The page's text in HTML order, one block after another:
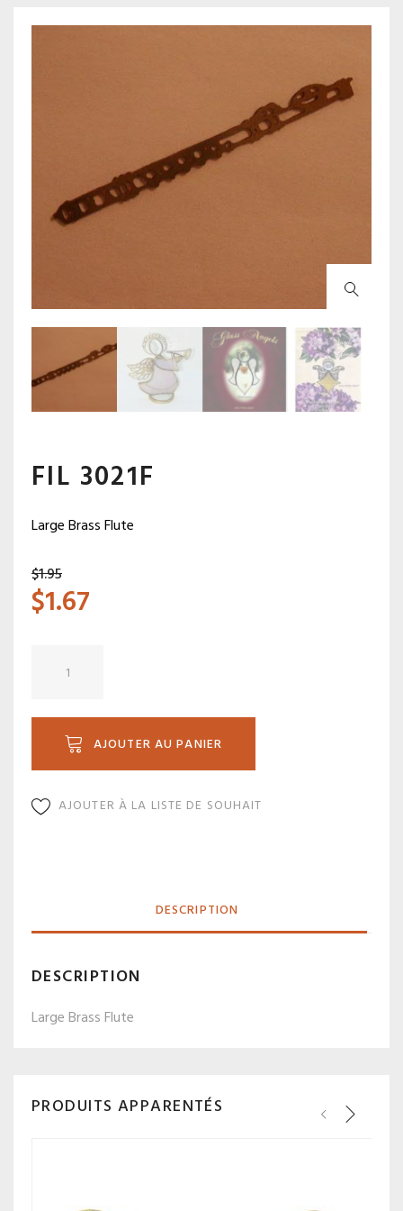
FIL 3021F
Large Brass Flute
$1.95
$1.67
AJOUTER AU PANIER
AJOUTER À LA LISTE DE SOUHAIT
DESCRIPTION
DESCRIPTION
Large Brass Flute
PRODUITS APPARENTÉS